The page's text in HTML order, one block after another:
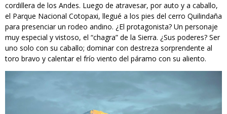
cordillera de los Andes. Luego de atravesar, por auto y a caballo,
el Parque Nacional Cotopaxi, llegué a los pies del cerro Quilindaña
para presenciar un rodeo andino. ¿El protagonista? Un personaje
muy especial y vistoso, el “chagra” de la Sierra. ¿Sus poderes? Ser
uno solo con su caballo; dominar con destreza sorprendente al
toro bravo y calentar el frío viento del páramo con su aliento.